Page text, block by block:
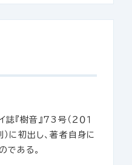
『樹音』73号（２０１
に初出し、著者自身に
である。